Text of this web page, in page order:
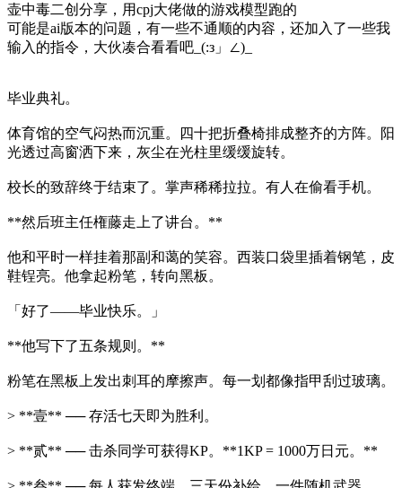
壶中毒二创分享，用cpj大佬做的游戏模型跑的
可能是ai版本的问题，有一些不通顺的内容，还加入了一些我
输入的指令，大伙凑合看看吧_(:з」∠)_
毕业典礼。
体育馆的空气闷热而沉重。四十把折叠椅排成整齐的方阵。阳
光透过高窗洒下来，灰尘在光柱里缓缓旋转。
校长的致辞终于结束了。掌声稀稀拉拉。有人在偷看手机。
**然后班主任権藤走上了讲台。**
他和平时一样挂着那副和蔼的笑容。西装口袋里插着钢笔，皮
鞋锃亮。他拿起粉笔，转向黑板。
「好了——毕业快乐。」
**他写下了五条规则。**
粉笔在黑板上发出刺耳的摩擦声。每一划都像指甲刮过玻璃。
> **壹** ── 存活七天即为胜利。
> **贰** ── 击杀同学可获得KP。**1KP = 1000万日元。**